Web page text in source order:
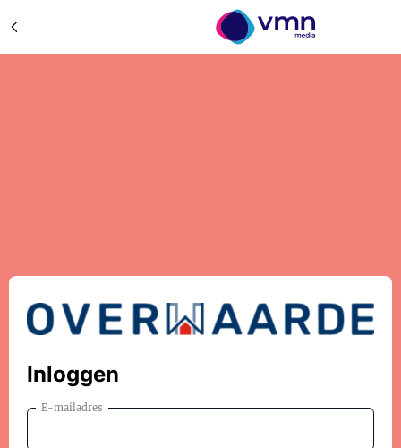
Inloggen
E-mailadres